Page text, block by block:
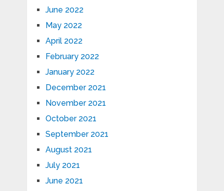
June 2022
May 2022
April 2022
February 2022
January 2022
December 2021
November 2021
October 2021
September 2021
August 2021
July 2021
June 2021